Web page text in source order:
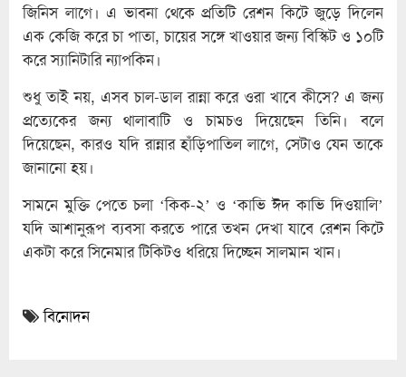
জিনিস লাগে। এ ভাবনা থেকে প্রতিটি রেশন কিটে জুড়ে দিলেন
এক কেজি করে চা পাতা, চায়ের সঙ্গে খাওয়ার জন্য বিস্কিট ও ১০টি
করে স্যানিটারি ন্যাপকিন।
শুধু তাই নয়, এসব চাল-ডাল রান্না করে ওরা খাবে কীসে? এ জন্য
প্রত্যেকের জন্য থালাবাটি ও চামচও দিয়েছেন তিনি। বলে
দিয়েছেন, কারও যদি রান্নার হাঁড়িপাতিল লাগে, সেটাও যেন তাকে
জানানো হয়।
সামনে মুক্তি পেতে চলা ‘কিক-২’ ও ‘কাভি ঈদ কাভি দিওয়ালি’
যদি আশানুরূপ ব্যবসা করতে পারে তখন দেখা যাবে রেশন কিটে
একটা করে সিনেমার টিকিটও ধরিয়ে দিচ্ছেন সালমান খান।
বিনোদন